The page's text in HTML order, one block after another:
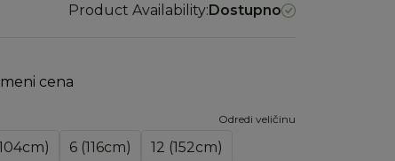
Product Availability:Dostupno
cena
Odredi veličinu
6 (116cm) 12 (152cm)